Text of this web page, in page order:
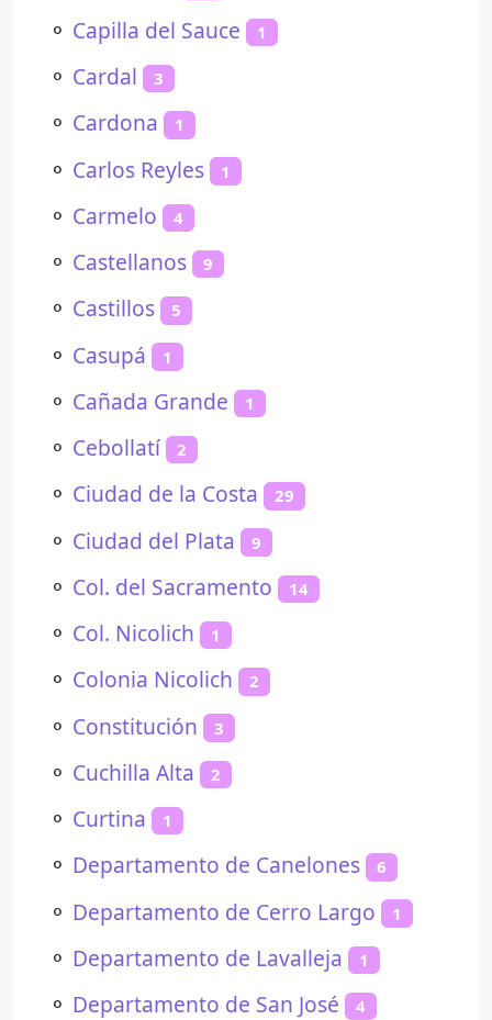
⚬ Capilla del Sauce 1
⚬ Cardal 3
⚬ Cardona 1
⚬ Carlos Reyles 1
⚬ Carmelo 4
⚬ Castellanos 9
⚬ Castillos 5
⚬ Casupá 1
⚬ Cañada Grande 1
⚬ Cebollatí 2
⚬ Ciudad de la Costa 29
⚬ Ciudad del Plata 9
⚬ Col. del Sacramento 14
⚬ Col. Nicolich 1
⚬ Colonia Nicolich 2
⚬ Constitución 3
⚬ Cuchilla Alta 2
⚬ Curtina 1
⚬ Departamento de Canelones 6
⚬ Departamento de Cerro Largo 1
⚬ Departamento de Lavalleja 1
⚬ Departamento de San José 4